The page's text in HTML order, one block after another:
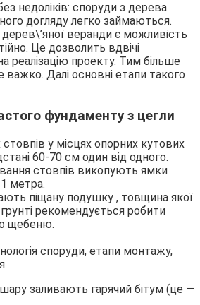
недоліків: споруди з дерева
догляду легко займаються.
веранди є можливість
Це дозволить вдвічі
реалізацію проекту. Тим більше
важко. Далі основні етапи такого
фундаменту з цегли
у місцях опорних кутових
60-70 см один від одного.
стовпів викопують ямки
метра.
піщану подушку , товщина якої
рекомендується робити
щебеню.
заливають гарячий бітум (це —